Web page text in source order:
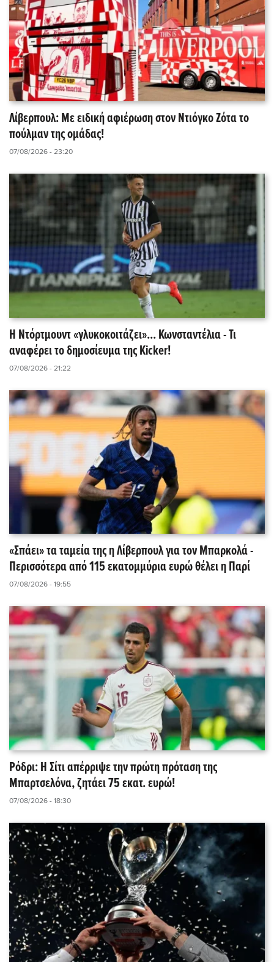
Λίβερπουλ: Με ειδική αφιέρωση στον Ντιόγκο Ζότα το
πούλμαν της ομάδας!
07/08/2026 - 23:20
Η Ντόρτμουντ «γλυκοκοιτάζει»... Κωνσταντέλια - Τι
αναφέρει το δημοσίευμα της Kicker!
07/08/2026 - 21:22
«Σπάει» τα ταμεία της η Λίβερπουλ για τον Μπαρκολά -
Περισσότερα από 115 εκατομμύρια ευρώ θέλει η Παρί
07/08/2026 - 19:55
Ρόδρι: Η Σίτι απέρριψε την πρώτη πρόταση της
Μπαρτσελόνα, ζητάει 75 εκατ. ευρώ!
07/08/2026 - 18:30